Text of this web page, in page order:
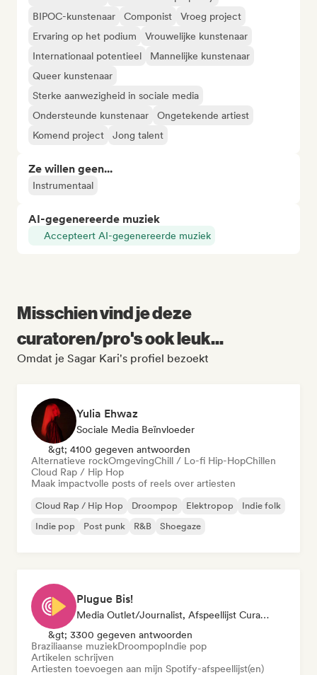
BIPOC-kunstenaar
Componist
Vroeg project
Ervaring op het podium
Vrouwelijke kunstenaar
Internationaal potentieel
Mannelijke kunstenaar
Queer kunstenaar
Sterke aanwezigheid in sociale media
Ondersteunde kunstenaar
Ongetekende artiest
Komend project
Jong talent
Ze willen geen...
Instrumentaal
AI-gegenereerde muziek
Accepteert AI-gegenereerde muziek
Misschien vind je deze
curatoren/pro's ook leuk...
Omdat je Sagar Kari's profiel bezoekt
Yulia Ehwaz
Sociale Media Beïnvloeder
&gt; 4100 gegeven antwoorden
Alternatieve rockOmgevingChill / Lo-fi Hip-HopChillen
Cloud Rap / Hip Hop
Maak impactvolle posts of reels over artiesten
Cloud Rap / Hip Hop Droompop Elektropop
Indie folk
Indie pop
Post punk R&B Shoegaze
Plugue Bis!
Media Outlet/Journalist, Afspeellijst Curator
&gt; 3300 gegeven antwoorden
Braziliaanse muziekDroompopIndie pop
Artikelen schrijven
Artiesten toevoegen aan mijn Spotify-afspeellijst(en)